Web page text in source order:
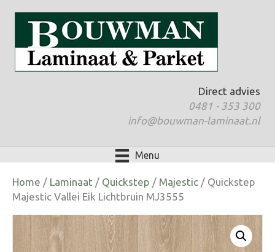
Direct advies
0481 - 353 300
info@bouwman-laminaat.nl
Menu
Home / Laminaat / Quickstep / Majestic / Quickstep
Majestic Vallei Eik Lichtbruin MJ3555